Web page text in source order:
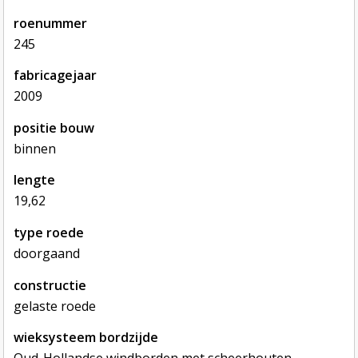
roenummer
245
fabricagejaar
2009
positie bouw
binnen
lengte
19,62
type roede
doorgaand
constructie
gelaste roede
wieksysteem bordzijde